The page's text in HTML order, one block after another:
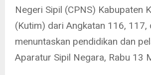
Negeri Sipil (CPNS) Kabupaten
(Kutim) dari Angkatan 116, 117,
menuntaskan pendidikan dan
Aparatur Sipil Negara, Rabu 13